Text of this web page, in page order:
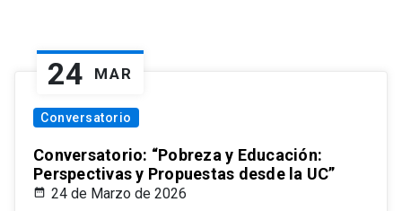
24 MAR
Conversatorio
Conversatorio: “Pobreza y Educación:
Perspectivas y Propuestas desde la UC”
24 de Marzo de 2026